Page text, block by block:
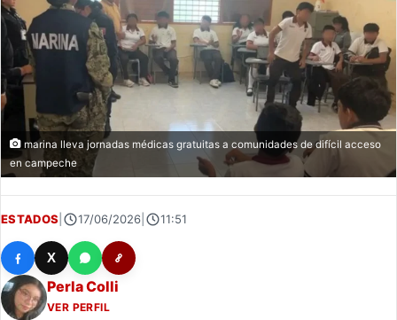
marina lleva jornadas médicas gratuitas a comunidades de difícil acceso
en campeche
ESTADOS 17/06/2026 11:51
X
Perla Colli
VER PERFIL